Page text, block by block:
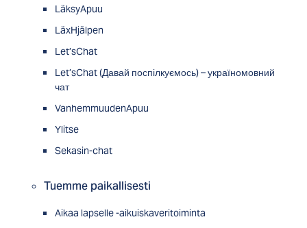
LäksyApuu
LäxHjälpen
Let’sChat
Let’sChat (Давай поспілкуємось) – україномовний
чат
VanhemmuudenApuu
Ylitse
Sekasin-chat
Tuemme paikallisesti
Aikaa lapselle -aikuiskaveritoiminta